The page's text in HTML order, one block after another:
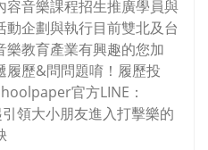
容音樂課程招生推廣學員與
企劃與執行目前雙北及台
教育產業有興趣的您加
履歷&問問題唷！履歷投
官方LINE：
領大小朋友進入打擊樂的